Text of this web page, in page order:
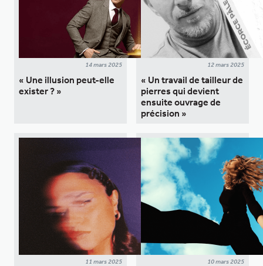
14 mars 2025
« Une illusion peut-elle
exister ? »
12 mars 2025
« Un travail de tailleur de
pierres qui devient
ensuite ouvrage de
précision »
11 mars 2025 10 mars 2025